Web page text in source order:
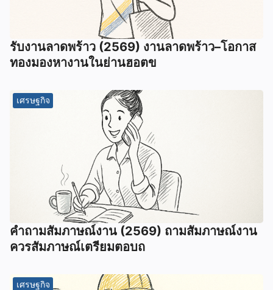
รับงานลาดพร้าว (2569) งานลาดพร้าว–โอกาส
ทองมองหางานในย่านฮอตข
เศรษฐกิจ
คําถามสัมภาษณ์งาน (2569) ถามสัมภาษณ์งาน
ควรสัมภาษณ์เตรียมตอบถ
เศรษฐกิจ